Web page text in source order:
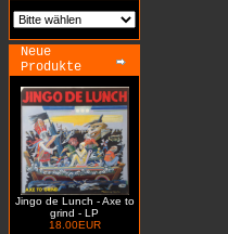
Neue
Produkte
Jingo de Lunch - Axe to
grind - LP
18.00EUR